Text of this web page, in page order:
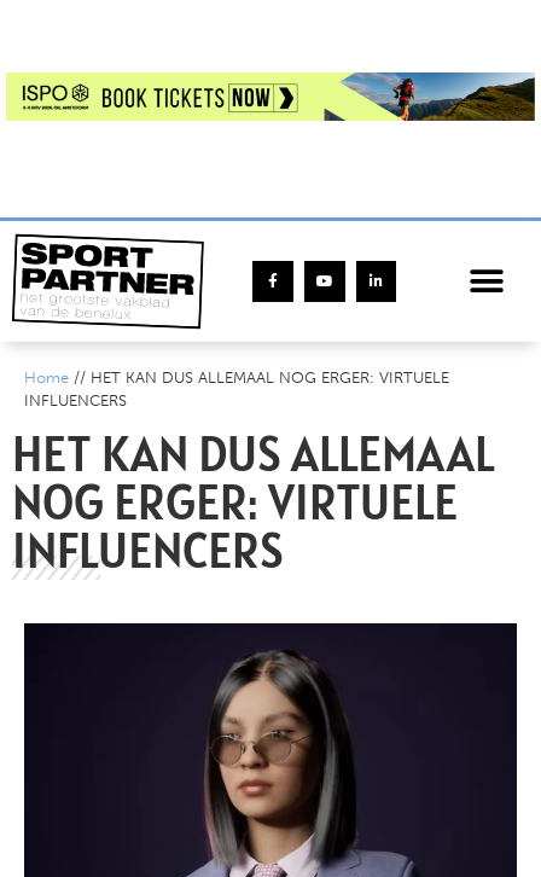
Home // HET KAN DUS ALLEMAAL NOG ERGER: VIRTUELE
INFLUENCERS
HET KAN DUS ALLEMAAL
NOG ERGER: VIRTUELE
INFLUENCERS